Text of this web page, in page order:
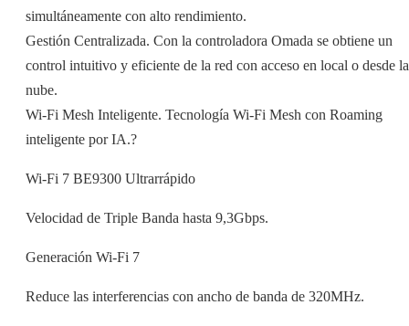
simultáneamente con alto rendimiento.
Gestión Centralizada. Con la controladora Omada se obtiene un
control intuitivo y eficiente de la red con acceso en local o desde la
nube.
Wi-Fi Mesh Inteligente. Tecnología Wi-Fi Mesh con Roaming
inteligente por IA.?
Wi-Fi 7 BE9300 Ultrarrápido
Velocidad de Triple Banda hasta 9,3Gbps.
Generación Wi-Fi 7
Reduce las interferencias con ancho de banda de 320MHz.